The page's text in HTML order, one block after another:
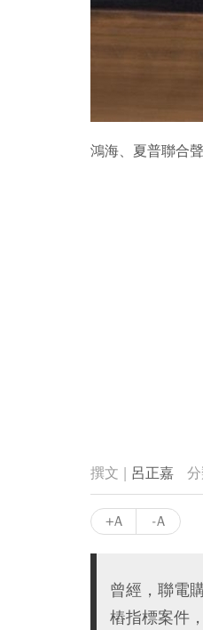
鴻海、夏普聯合
呂正嘉
+A -A
曾經，聯電
樁指標案件